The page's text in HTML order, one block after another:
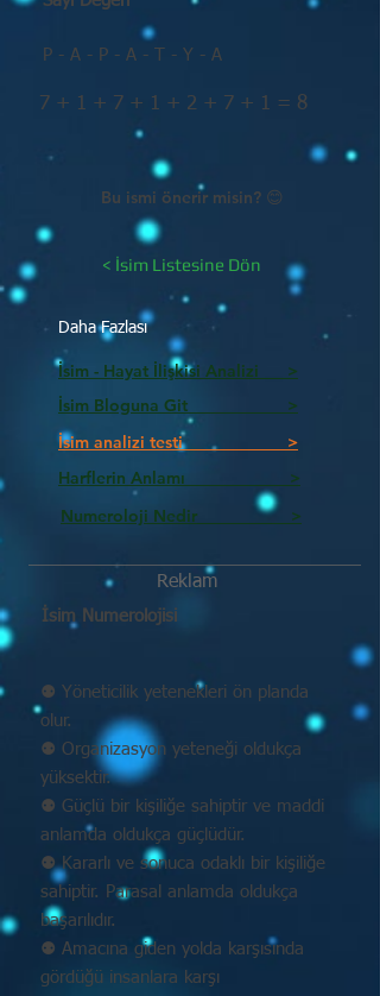
P - A - P - A - T - Y - A
7 + 1 + 7 + 1 + 2 + 7 + 1 = 8
Bu ismi önerir misin? 😊
< İsim Listesine Dön
Daha Fazlası
İsim - Hayat İlişkisi Analizi >
İsim Bloguna Git >
İsim analizi testi >
Harflerin Anlamı >
Numeroloji Nedir_________ >
Reklam
İsim Numerolojisi
⚉ Yöneticilik yetenekleri ön planda
olur.
⚉ Organizasyon yeteneği oldukça
yüksektir.
⚉ Güçlü bir kişiliğe sahiptir ve maddi
anlamda oldukça güçlüdür.
⚉ Kararlı ve sonuca odaklı bir kişiliğe
sahiptir. Parasal anlamda oldukça
başarılıdır.
⚉ Amacına giden yolda karşısında
gördüğü insanlara karşı